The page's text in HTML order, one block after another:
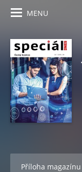
MENU
Příloha magazínu